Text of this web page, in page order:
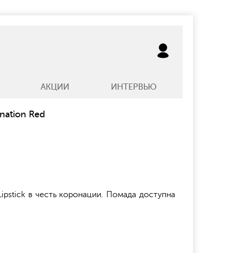
АКЦИИ ИНТЕРВЬЮ
Red
в честь коронации. Помада доступна